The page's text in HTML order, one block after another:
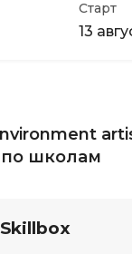
Старт
13
школам